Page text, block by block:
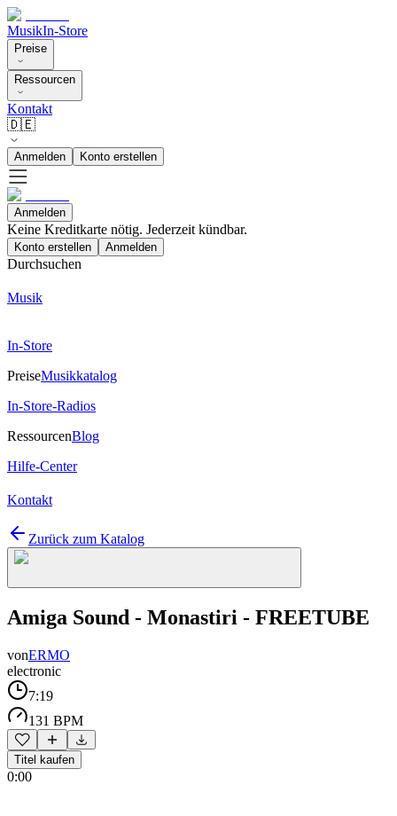
MusikIn-Store
Preise
Ressourcen
Kontakt
🇩🇪
Anmelden Konto erstellen
Anmelden
Keine Kreditkarte nötig. Jederzeit kündbar.
Konto erstellen Anmelden
Durchsuchen
Musik
In-Store
PreiseMusikkatalog
In-Store-Radios
RessourcenBlog
Hilfe-Center
Kontakt
Zurück zum Katalog
Amiga Sound - Monastiri - FREETUBE
vonERMO
electronic
7:19
131 BPM
Titel kaufen
0:00